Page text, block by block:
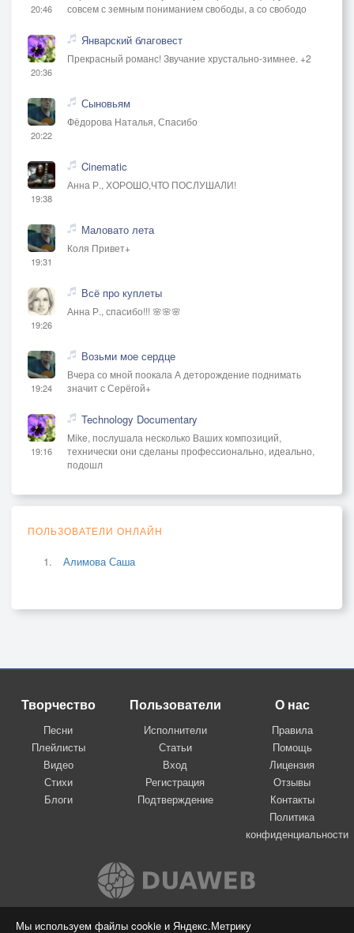
Мы используем файлы cookie и Яндекс.Метрику
20:46
совсем с земным пониманием свободы, а со свободо
20:36
Январский благовест
Прекрасный романс! Звучание хрустально-зимнее. +2
20:22
Сыновьям
Фёдорова Наталья, Спасибо
19:38
Cinematic
Анна Р., ХОРОШО,ЧТО ПОСЛУШАЛИ!
19:31
Маловато лета
Коля Привет+
19:26
Всё про куплеты
Анна Р., спасибо!!! 🌸🌸🌸
19:24
Возьми мое сердце
Вчера со мной поокала А деторождение поднимать
значит с Серёгой+
19:16
Technology Documentary
Mike, послушала несколько Ваших композиций,
технически они сделаны профессионально, идеально,
подошл
ПОЛЬЗОВАТЕЛИ ОНЛАЙН
Алимова Саша
Творчество
Песни
Плейлисты
Видео
Стихи
Блоги
Пользователи
Исполнители
Статьи
Вход
Регистрация
Подтверждение
О нас
Правила
Помощь
Лицензия
Отзывы
Контакты
Политика
конфиденциальности
Вконтакте